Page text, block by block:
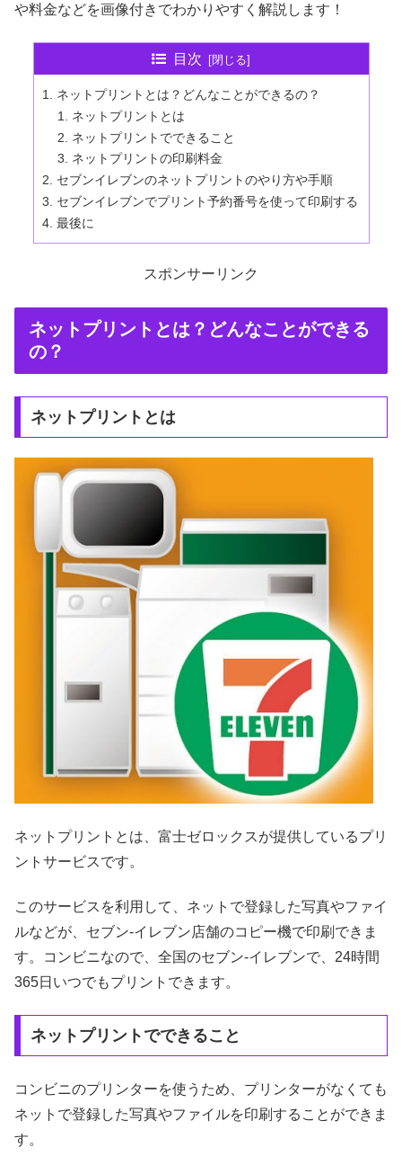
や料金などを画像付きでわかりやすく解説します！
目次
ネットプリントとは？どんなことができるの？
ネットプリントとは
ネットプリントでできること
ネットプリントの印刷料金
セブンイレブンのネットプリントのやり方や手順
セブンイレブンでプリント予約番号を使って印刷する
最後に
スポンサーリンク
ネットプリントとは？どんなことができる
の？
ネットプリントとは
ネットプリントとは、富士ゼロックスが提供しているプリ
ントサービスです。
このサービスを利用して、ネットで登録した写真やファイ
ルなどが、セブン-イレブン店舗のコピー機で印刷できま
す。コンビニなので、全国のセブン‐イレブンで、24時間
365日いつでもプリントできます。
ネットプリントでできること
コンビニのプリンターを使うため、プリンターがなくても
ネットで登録した写真やファイルを印刷することができま
す。